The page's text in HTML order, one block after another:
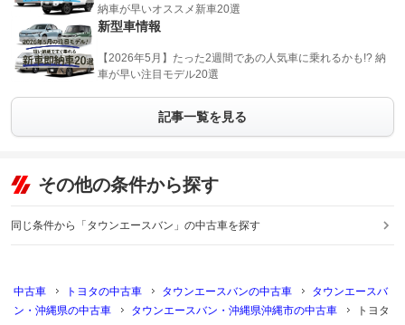
納車が早いオススメ新車20選
新型車情報
【2026年5月】たった2週間であの人気車に乗れるかも!? 納
車が早い注目モデル20選
記事一覧を見る
その他の条件から探す
同じ条件から「タウンエースバン」の中古車を探す
中古車 トヨタの中古車 タウンエースバンの中古車
タウンエースバ
ン・沖縄県の中古車
タウンエースバン・沖縄県沖縄市の中古車
トヨタ